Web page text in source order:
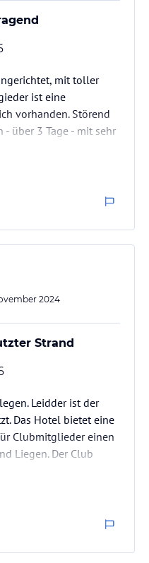
mit toller
ist eine
vorhanden. Störend
über 3 Tage - mit sehr
dem gebuchten
und dann daruaf
Hochzeit ansteht.
2024
Strand
Leidder ist der
Das Hotel bietet eine
Clubmitglieder einen
Liegen. Der Club
sehr freundlich
laut und störend.